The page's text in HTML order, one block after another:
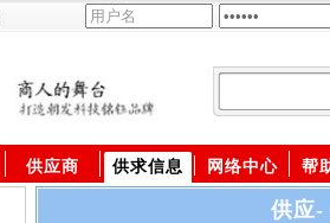
供应商 供求信息 网络中心 帮
供应-